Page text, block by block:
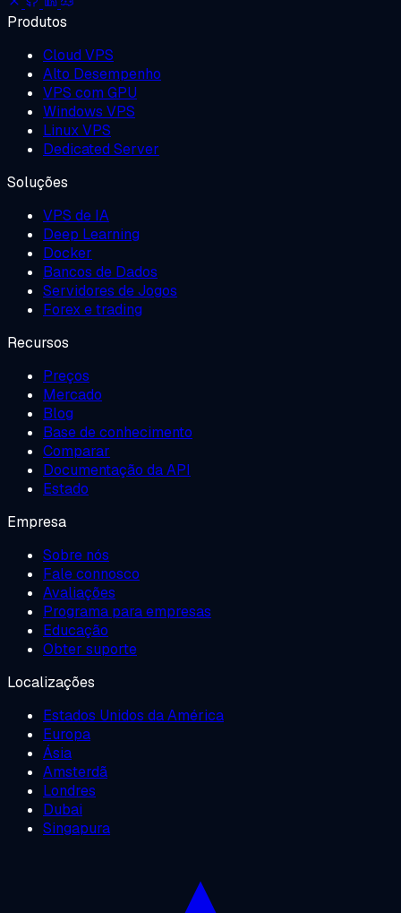
Produtos
Cloud VPS
Alto Desempenho
VPS com GPU
Windows VPS
Linux VPS
Dedicated Server
Soluções
VPS de IA
Deep Learning
Docker
Bancos de Dados
Servidores de Jogos
Forex e trading
Recursos
Preços
Mercado
Blog
Base de conhecimento
Comparar
Documentação da API
Estado
Empresa
Sobre nós
Fale connosco
Avaliações
Programa para empresas
Educação
Obter suporte
Localizações
Estados Unidos da América
Europa
Ásia
Amsterdã
Londres
Dubai
Singapura